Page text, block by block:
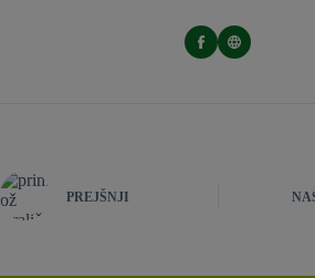
PREJŠNJI